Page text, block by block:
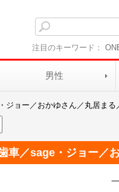
注目のキーワード：
男性
ジョー／おかゆさん／丸居まる
車／sage・ジョー／